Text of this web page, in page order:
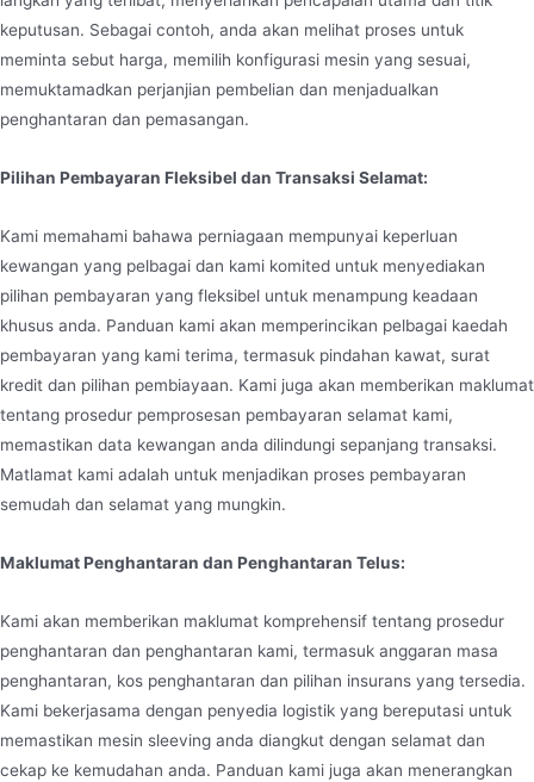
keputusan. Sebagai contoh, anda akan melihat proses untuk
meminta sebut harga, memilih konfigurasi mesin yang sesuai,
memuktamadkan perjanjian pembelian dan menjadualkan
penghantaran dan pemasangan.
Pilihan Pembayaran Fleksibel dan Transaksi Selamat:
Kami memahami bahawa perniagaan mempunyai keperluan
kewangan yang pelbagai dan kami komited untuk menyediakan
pilihan pembayaran yang fleksibel untuk menampung keadaan
khusus anda. Panduan kami akan memperincikan pelbagai kaedah
pembayaran yang kami terima, termasuk pindahan kawat, surat
kredit dan pilihan pembiayaan. Kami juga akan memberikan maklumat
tentang prosedur pemprosesan pembayaran selamat kami,
memastikan data kewangan anda dilindungi sepanjang transaksi.
Matlamat kami adalah untuk menjadikan proses pembayaran
semudah dan selamat yang mungkin.
Maklumat Penghantaran dan Penghantaran Telus:
Kami akan memberikan maklumat komprehensif tentang prosedur
penghantaran dan penghantaran kami, termasuk anggaran masa
penghantaran, kos penghantaran dan pilihan insurans yang tersedia.
Kami bekerjasama dengan penyedia logistik yang bereputasi untuk
memastikan mesin sleeving anda diangkut dengan selamat dan
cekap ke kemudahan anda. Panduan kami juga akan menerangkan